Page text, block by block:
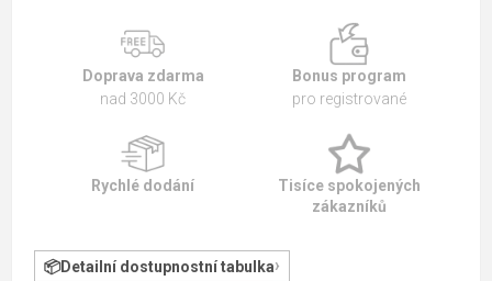
Doprava zdarma
nad 3000 Kč
Bonus program
pro registrované
Rychlé dodání
Tisíce spokojených
zákazníků
Detailní dostupnostní tabulka